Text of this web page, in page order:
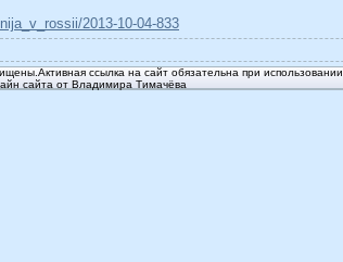
2013-10-04-833
ссылка на сайт обязательна при использовании
сайта от Владимира Тимачёва